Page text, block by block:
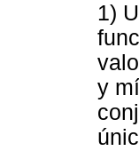
1)
y